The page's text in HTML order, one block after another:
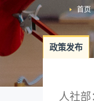
首页
政策发布
人社部